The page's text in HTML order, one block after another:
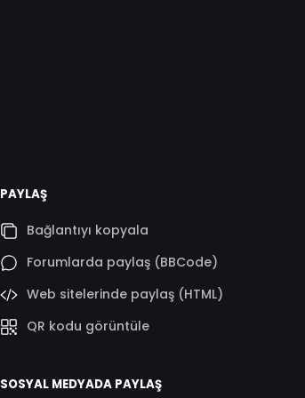
PAYLAŞ
Bağlantıyı kopyala
Forumlarda paylaş (BBCode)
Web sitelerinde paylaş (HTML)
QR kodu görüntüle
SOSYAL MEDYADA PAYLAŞ